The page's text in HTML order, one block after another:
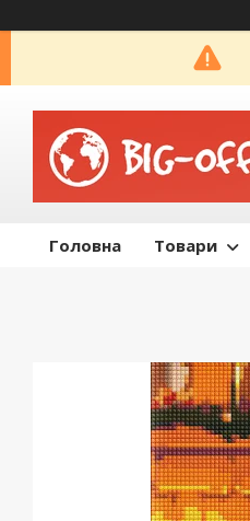
Головна Товари